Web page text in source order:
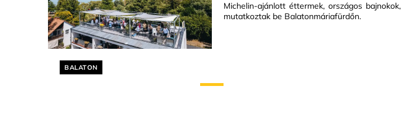
Helyszín címkék:
BALATON
Michelin-ajánlott éttermek, országos
mutatkoztak be Balatonmáriafürdőn.